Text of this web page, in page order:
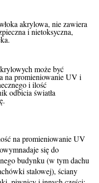
akrylowa, nie zawiera
i nietoksyczna,
może być
na promieniowanie UV i
i ilość
odbicia światła
na promieniowanie UV
nadaje się do
budynku (w tym dachu
stalowej), ściany